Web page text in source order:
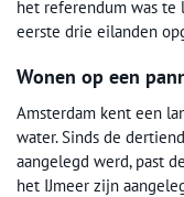
het referendum was te
eerste drie eilanden
Wonen op een
Amsterdam kent een
water. Sinds de
aangelegd werd, past
het IJmeer zijn